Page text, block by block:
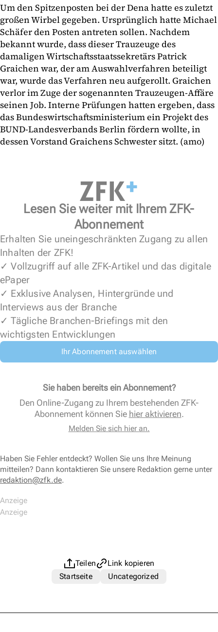
Um den Spitzenposten bei der Dena hatte es zuletzt
großen Wirbel gegeben. Ursprünglich hatte Michael
Schäfer den Posten antreten sollen. Nachdem
bekannt wurde, dass dieser Trauzeuge des
damaligen Wirtschaftsstaatssekretärs Patrick
Graichen war, der am Auswahlverfahren beteiligt
war, wurde das Verfahren neu aufgerollt. Graichen
verlor im Zuge der sogenannten Trauzeugen-Affäre
seinen Job. Interne Prüfungen hatten ergeben, dass
das Bundeswirtschaftsministerium ein Projekt des
BUND-Landesverbands Berlin fördern wollte, in
dessen Vorstand Graichens Schwester sitzt. (amo)
Lesen Sie weiter mit Ihrem ZFK-
Abonnement
Erhalten Sie uneingeschränkten Zugang zu allen
Inhalten der ZFK!
✓ Vollzugriff auf alle ZFK-Artikel und das digitale
ePaper
✓ Exklusive Analysen, Hintergründe und
Interviews aus der Branche
✓ Tägliche Branchen-Briefings mit den
wichtigsten Entwicklungen
Ihr Abonnement auswählen
Sie haben bereits ein Abonnement?
Den Online-Zugang zu Ihrem bestehenden ZFK-
Abonnement können Sie hier aktivieren.
Melden Sie sich hier an.
Haben Sie Fehler entdeckt? Wollen Sie uns Ihre Meinung
mitteilen? Dann kontaktieren Sie unsere Redaktion gerne unter
redaktion@zfk.de.
Teilen
Link kopieren
Startseite
Uncategorized